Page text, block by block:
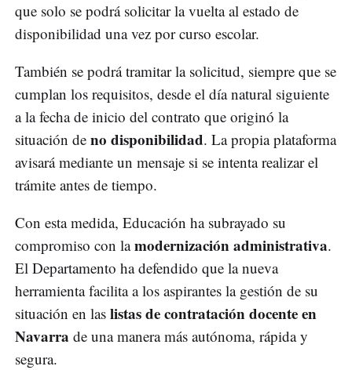
que solo se podrá solicitar la vuelta al estado de
disponibilidad una vez por curso escolar.
También se podrá tramitar la solicitud, siempre que se
cumplan los requisitos, desde el día natural siguiente
a la fecha de inicio del contrato que originó la
situación de no disponibilidad. La propia plataforma
avisará mediante un mensaje si se intenta realizar el
trámite antes de tiempo.
Con esta medida, Educación ha subrayado su
compromiso con lamodernización administrativa.
El Departamento ha defendido que la nueva
herramienta facilita a los aspirantes la gestión de su
situación en las listas de contratación docente en
Navarra de una manera más autónoma, rápida y
segura.